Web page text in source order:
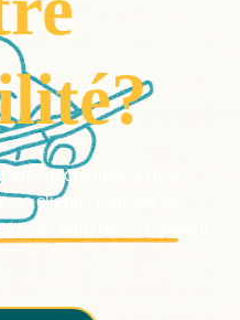
optimisé et une
clients. Parlons de
vous faire passer devant